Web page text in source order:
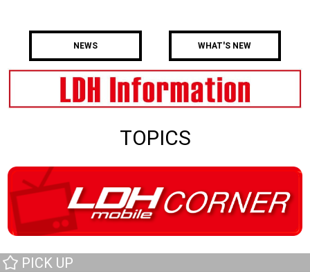
NEWS WHAT'S NEW
TOPICS
PICK UP